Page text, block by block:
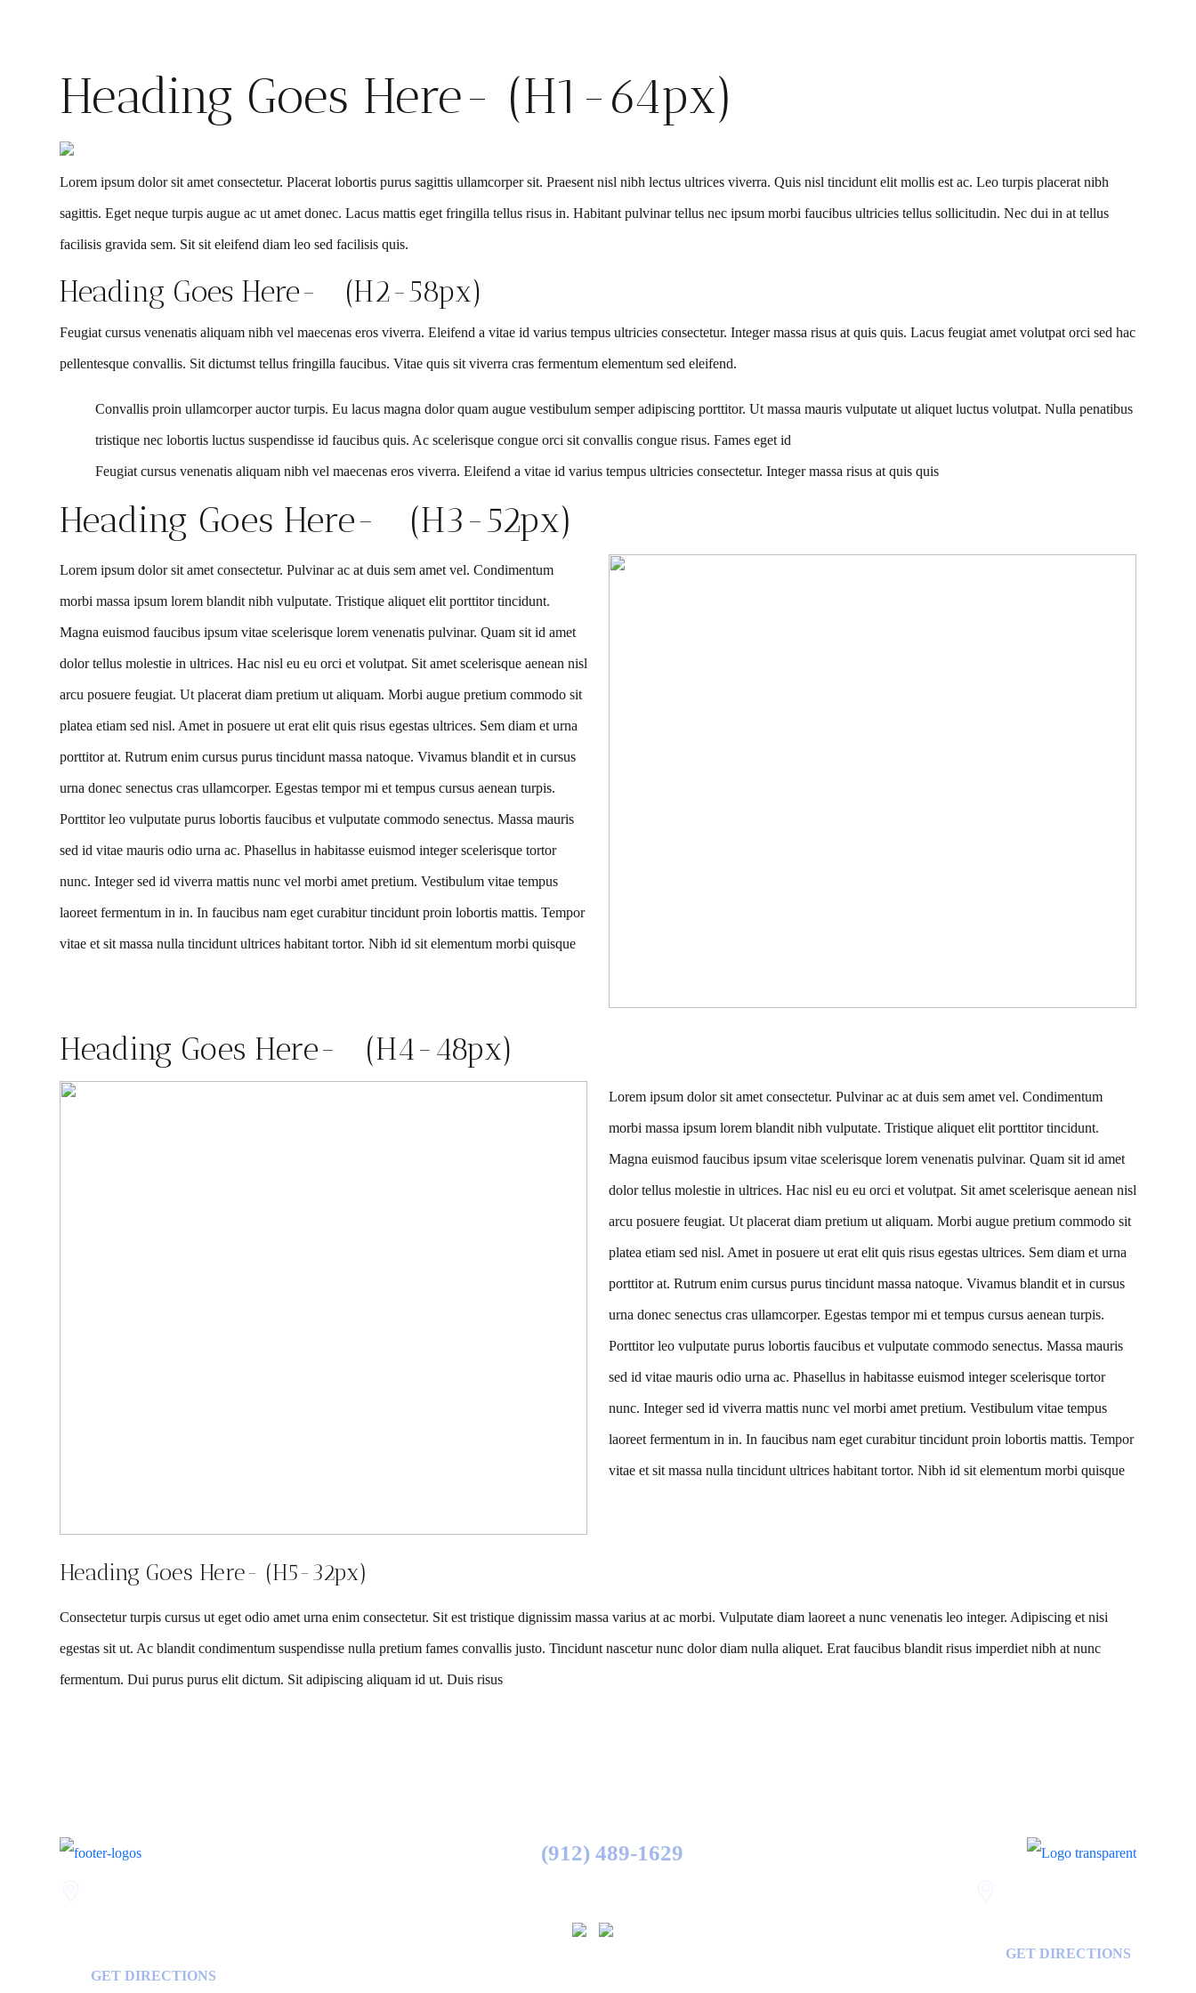
Heading Goes Here- (H1-64px)
Lorem ipsum dolor sit amet consectetur. Placerat lobortis purus sagittis ullamcorper sit. Praesent nisl nibh lectus ultrices viverra. Quis nisl tincidunt elit mollis est ac. Leo turpis placerat nibh
sagittis. Eget neque turpis augue ac ut amet donec. Lacus mattis eget fringilla tellus risus in. Habitant pulvinar tellus nec ipsum morbi faucibus ultricies tellus sollicitudin. Nec dui in at tellus
facilisis gravida sem. Sit sit eleifend diam leo sed facilisis quis.
Heading Goes Here- (H2-58px)
Feugiat cursus venenatis aliquam nibh vel maecenas eros viverra. Eleifend a vitae id varius tempus ultricies consectetur. Integer massa risus at quis quis. Lacus feugiat amet volutpat orci sed hac
pellentesque convallis. Sit dictumst tellus fringilla faucibus. Vitae quis sit viverra cras fermentum elementum sed eleifend.
Convallis proin ullamcorper auctor turpis. Eu lacus magna dolor quam augue vestibulum semper adipiscing porttitor. Ut massa mauris vulputate ut aliquet luctus volutpat. Nulla penatibus
tristique nec lobortis luctus suspendisse id faucibus quis. Ac scelerisque congue orci sit convallis congue risus. Fames eget id
Feugiat cursus venenatis aliquam nibh vel maecenas eros viverra. Eleifend a vitae id varius tempus ultricies consectetur. Integer massa risus at quis quis
Heading Goes Here- (H3-52px)
Lorem ipsum dolor sit amet consectetur. Pulvinar ac at duis sem amet vel. Condimentum
morbi massa ipsum lorem blandit nibh vulputate. Tristique aliquet elit porttitor tincidunt.
Magna euismod faucibus ipsum vitae scelerisque lorem venenatis pulvinar. Quam sit id amet
dolor tellus molestie in ultrices. Hac nisl eu eu orci et volutpat. Sit amet scelerisque aenean nisl
arcu posuere feugiat. Ut placerat diam pretium ut aliquam. Morbi augue pretium commodo sit
platea etiam sed nisl. Amet in posuere ut erat elit quis risus egestas ultrices. Sem diam et urna
porttitor at. Rutrum enim cursus purus tincidunt massa natoque. Vivamus blandit et in cursus
urna donec senectus cras ullamcorper. Egestas tempor mi et tempus cursus aenean turpis.
Porttitor leo vulputate purus lobortis faucibus et vulputate commodo senectus. Massa mauris
sed id vitae mauris odio urna ac. Phasellus in habitasse euismod integer scelerisque tortor
nunc. Integer sed id viverra mattis nunc vel morbi amet pretium. Vestibulum vitae tempus
laoreet fermentum in in. In faucibus nam eget curabitur tincidunt proin lobortis mattis. Tempor
vitae et sit massa nulla tincidunt ultrices habitant tortor. Nibh id sit elementum morbi quisque
Heading Goes Here- (H4-48px)
Lorem ipsum dolor sit amet consectetur. Pulvinar ac at duis sem amet vel. Condimentum
morbi massa ipsum lorem blandit nibh vulputate. Tristique aliquet elit porttitor tincidunt.
Magna euismod faucibus ipsum vitae scelerisque lorem venenatis pulvinar. Quam sit id amet
dolor tellus molestie in ultrices. Hac nisl eu eu orci et volutpat. Sit amet scelerisque aenean nisl
arcu posuere feugiat. Ut placerat diam pretium ut aliquam. Morbi augue pretium commodo sit
platea etiam sed nisl. Amet in posuere ut erat elit quis risus egestas ultrices. Sem diam et urna
porttitor at. Rutrum enim cursus purus tincidunt massa natoque. Vivamus blandit et in cursus
urna donec senectus cras ullamcorper. Egestas tempor mi et tempus cursus aenean turpis.
Porttitor leo vulputate purus lobortis faucibus et vulputate commodo senectus. Massa mauris
sed id vitae mauris odio urna ac. Phasellus in habitasse euismod integer scelerisque tortor
nunc. Integer sed id viverra mattis nunc vel morbi amet pretium. Vestibulum vitae tempus
laoreet fermentum in in. In faucibus nam eget curabitur tincidunt proin lobortis mattis. Tempor
vitae et sit massa nulla tincidunt ultrices habitant tortor. Nibh id sit elementum morbi quisque
Heading Goes Here- (H5-32px)
Consectetur turpis cursus ut eget odio amet urna enim consectetur. Sit est tristique dignissim massa varius at ac morbi. Vulputate diam laoreet a nunc venenatis leo integer. Adipiscing et nisi
egestas sit ut. Ac blandit condimentum suspendisse nulla pretium fames convallis justo. Tincidunt nascetur nunc dolor diam nulla aliquet. Erat faucibus blandit risus imperdiet nibh at nunc
fermentum. Dui purus purus elit dictum. Sit adipiscing aliquam id ut. Duis risus
GET DIRECTIONS
(912) 489-1629
GET DIRECTIONS